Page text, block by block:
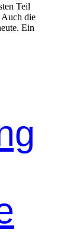
Teil
Auch die
Ein